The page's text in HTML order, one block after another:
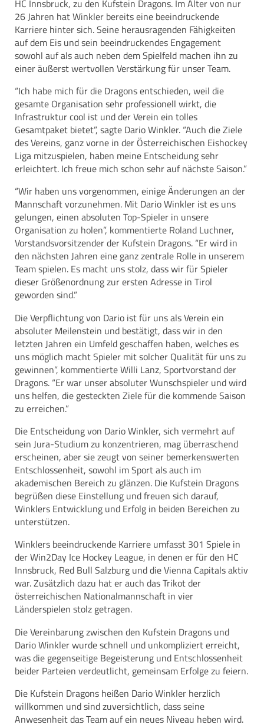
HC Innsbruck, zu den Kufstein Dragons. Im Alter von nur
26 Jahren hat Winkler bereits eine beeindruckende
Karriere hinter sich. Seine herausragenden Fähigkeiten
auf dem Eis und sein beeindruckendes Engagement
sowohl auf als auch neben dem Spielfeld machen ihn zu
einer äußerst wertvollen Verstärkung für unser Team.
“Ich habe mich für die Dragons entschieden, weil die
gesamte Organisation sehr professionell wirkt, die
Infrastruktur cool ist und der Verein ein tolles
Gesamtpaket bietet”, sagte Dario Winkler. “Auch die Ziele
des Vereins, ganz vorne in der Österreichischen Eishockey
Liga mitzuspielen, haben meine Entscheidung sehr
erleichtert. Ich freue mich schon sehr auf nächste Saison.”
“Wir haben uns vorgenommen, einige Änderungen an der
Mannschaft vorzunehmen. Mit Dario Winkler ist es uns
gelungen, einen absoluten Top-Spieler in unsere
Organisation zu holen”, kommentierte Roland Luchner,
Vorstandsvorsitzender der Kufstein Dragons. “Er wird in
den nächsten Jahren eine ganz zentrale Rolle in unserem
Team spielen. Es macht uns stolz, dass wir für Spieler
dieser Größenordnung zur ersten Adresse in Tirol
geworden sind.”
Die Verpflichtung von Dario ist für uns als Verein ein
absoluter Meilenstein und bestätigt, dass wir in den
letzten Jahren ein Umfeld geschaffen haben, welches es
uns möglich macht Spieler mit solcher Qualität für uns zu
gewinnen”, kommentierte Willi Lanz, Sportvorstand der
Dragons. “Er war unser absoluter Wunschspieler und wird
uns helfen, die gesteckten Ziele für die kommende Saison
zu erreichen.”
Die Entscheidung von Dario Winkler, sich vermehrt auf
sein Jura-Studium zu konzentrieren, mag überraschend
erscheinen, aber sie zeugt von seiner bemerkenswerten
Entschlossenheit, sowohl im Sport als auch im
akademischen Bereich zu glänzen. Die Kufstein Dragons
begrüßen diese Einstellung und freuen sich darauf,
Winklers Entwicklung und Erfolg in beiden Bereichen zu
unterstützen.
Winklers beeindruckende Karriere umfasst 301 Spiele in
der Win2Day Ice Hockey League, in denen er für den HC
Innsbruck, Red Bull Salzburg und die Vienna Capitals aktiv
war. Zusätzlich dazu hat er auch das Trikot der
österreichischen Nationalmannschaft in vier
Länderspielen stolz getragen.
Die Vereinbarung zwischen den Kufstein Dragons und
Dario Winkler wurde schnell und unkompliziert erreicht,
was die gegenseitige Begeisterung und Entschlossenheit
beider Parteien verdeutlicht, gemeinsam Erfolge zu feiern.
Die Kufstein Dragons heißen Dario Winkler herzlich
willkommen und sind zuversichtlich, dass seine
Anwesenheit das Team auf ein neues Niveau heben wird.